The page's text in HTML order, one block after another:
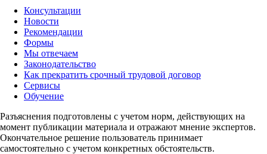
Консультации
Новости
Рекомендации
Формы
Мы отвечаем
Законодательство
Как прекратить срочный трудовой договор
Сервисы
Обучение
Разъяснения подготовлены с учетом норм, действующих на
момент публикации материала и отражают мнение экспертов.
Окончательное решение пользователь принимает
самостоятельно с учетом конкретных обстоятельств.